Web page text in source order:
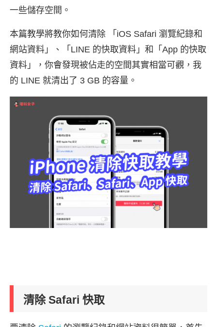
一些儲存空間。
本篇教學將教你如何清除 「iOS Safari 瀏覽紀錄和
網站資料」、「LINE 的快取資料」和「App 的快取
資料」，你會發現被佔走的空間其實相當可觀，我
的 LINE 就清出了 3 GB 的容量。
清除 Safari 快取